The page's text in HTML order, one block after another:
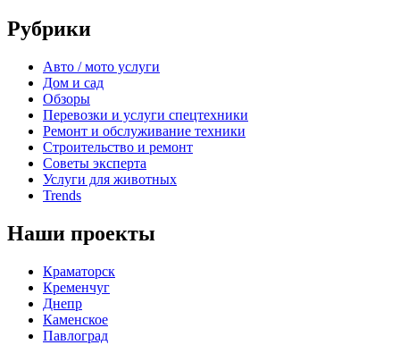
Рубрики
Авто / мото услуги
Дом и сад
Обзоры
Перевозки и услуги спецтехники
Ремонт и обслуживание техники
Строительство и ремонт
Советы эксперта
Услуги для животных
Trends
Наши проекты
Краматорск
Кременчуг
Днепр
Каменское
Павлоград